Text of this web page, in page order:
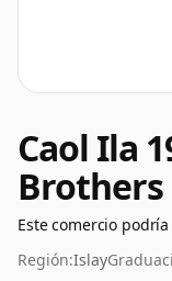
Caol Ila
Brothers
Este comercio
Región:Islay